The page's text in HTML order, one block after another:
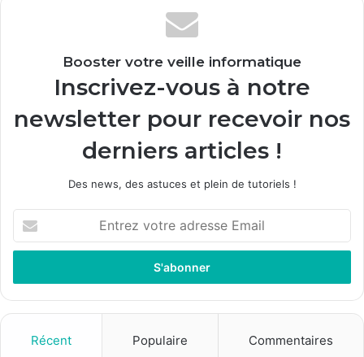
Booster votre veille informatique
Inscrivez-vous à notre
newsletter pour recevoir nos
derniers articles !
Des news, des astuces et plein de tutoriels !
t
e
z
Récent Populaire Commentaires